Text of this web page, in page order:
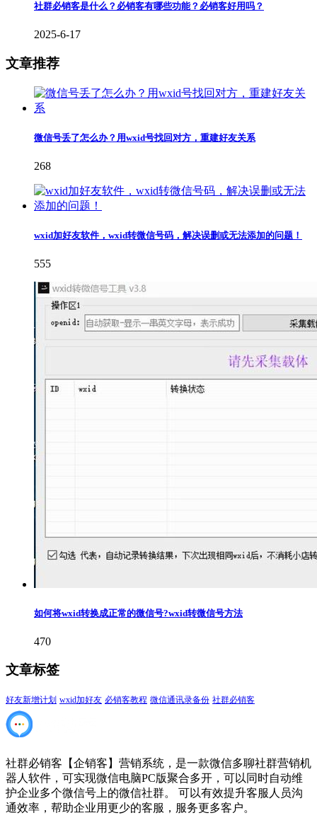
社群必销客是什么？必销客有哪些功能？必销客好用吗？
2025-6-17
文章推荐
微信号丢了怎么办？用wxid号找回对方，重建好友关系
268
wxid加好友软件，wxid转微信号码，解决误删或无法添加的问题！
555
如何将wxid转换成正常的微信号?wxid转微信号方法
470
文章标签
好友新增计划 wxid加好友 必销客教程 微信通讯录备份 社群必销客
社群必销客【企销客】营销系统，是一款微信多聊社群营销机
器人软件，可实现微信电脑PC版聚合多开，可以同时自动维
护企业多个微信号上的微信社群。 可以有效提升客服人员沟
通效率，帮助企业用更少的客服，服务更多客户。